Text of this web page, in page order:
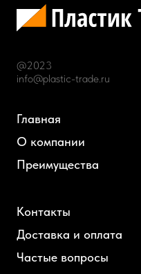
@2023
info@plastic-trade.ru
Главная
О компании
Преимущества
Контакты
Доставка и оплата
Частые вопросы